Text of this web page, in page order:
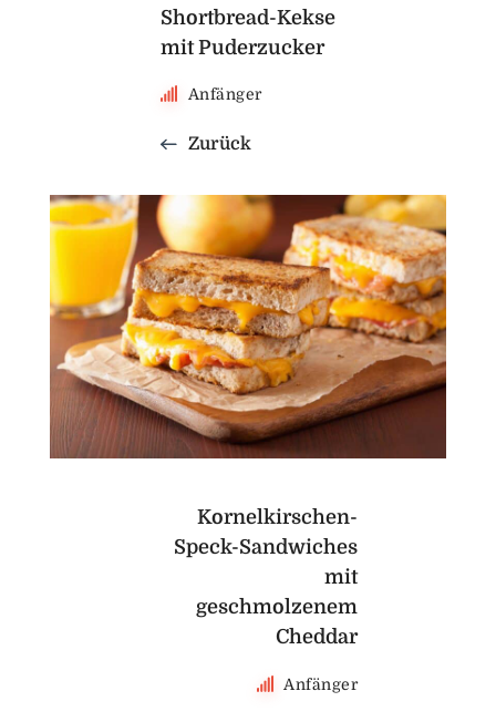
Shortbread-Kekse
mit Puderzucker
Anfänger
Zurück
Kornelkirschen-
Speck-Sandwiches
mit
geschmolzenem
Cheddar
Anfänger